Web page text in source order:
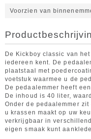
Voorzien van
De Kickboy classic van
iedereen kent. De
plaatstaal met
voetstuk waarmee u de
De pedaalemmer heeft
De inhoud is 40 liter,
Onder de pedaalemmer
u krassen maakt op uw
verkrijgbaar in
eigen smaak kunt